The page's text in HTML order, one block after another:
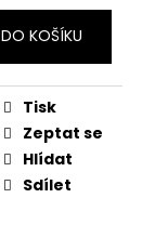
DO KOŠÍKU
Tisk
Zeptat se
Hlídat
Sdílet